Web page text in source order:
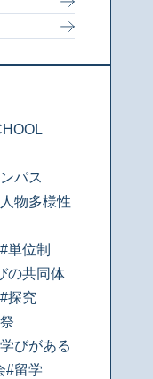
パス
物多様性
#単位制
の共同体
#探究
びがある
#留学